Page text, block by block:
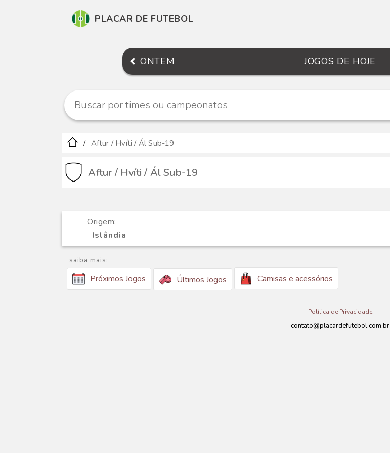
PLACAR DE FUTEBOL
ONTEM JOGOS DE HOJE
Aftur / Hvíti / Ál Sub-19
Aftur / Hvíti / Ál Sub-19
Origem:
Islândia
saiba mais:
Próximos Jogos Últimos Jogos Camisas e acessórios
Política de Privacidade
contato@placardefutebol.com.br